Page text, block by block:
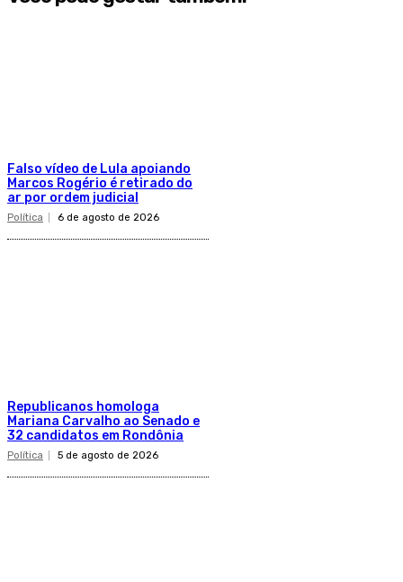
Falso vídeo de Lula apoiando
Marcos Rogério é retirado do
ar por ordem judicial
Política 6 de agosto de 2026
Republicanos homologa
Mariana Carvalho ao Senado e
32 candidatos em Rondônia
Política 5 de agosto de 2026